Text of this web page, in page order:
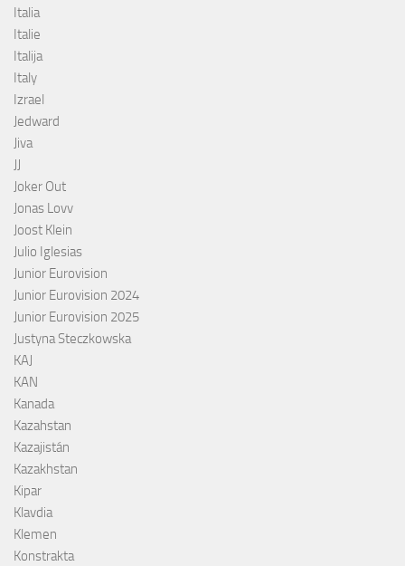
Italia
Italie
Italija
Italy
Izrael
Jedward
Jiva
JJ
Joker Out
Jonas Lovv
Joost Klein
Julio Iglesias
Junior Eurovision
Junior Eurovision 2024
Junior Eurovision 2025
Justyna Steczkowska
KAJ
KAN
Kanada
Kazahstan
Kazajistán
Kazakhstan
Kipar
Klavdia
Klemen
Konstrakta